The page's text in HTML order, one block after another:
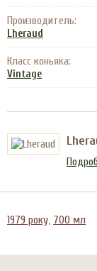
Производитель:
Lheraud
Класс коньяка:
Vintage
1979 року, 700 мл